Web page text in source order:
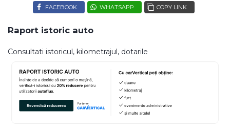
FACEBOOK WHATSAPP COPY LINK
Raport istoric auto
Consultati istoricul, kilometrajul, dotarile